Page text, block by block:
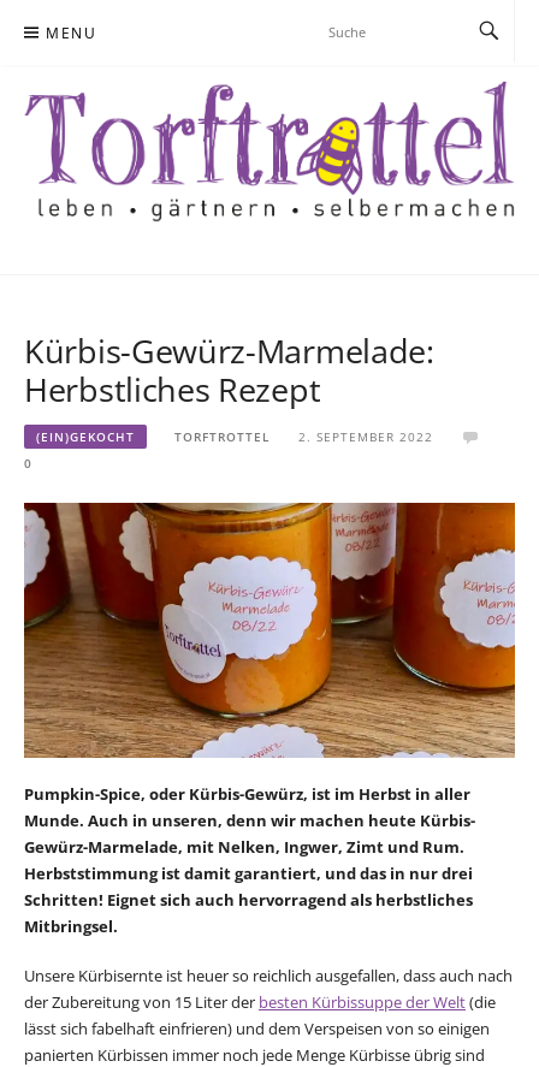
MENU
Kürbis-Gewürz-Marmelade:
Herbstliches Rezept
(EIN)GEKOCHT TORFTROTTEL
2. SEPTEMBER 2022
0
Pumpkin-Spice, oder Kürbis-Gewürz, ist im Herbst in aller
Munde. Auch in unseren, denn wir machen heute Kürbis-
Gewürz-Marmelade, mit Nelken, Ingwer, Zimt und Rum.
Herbststimmung ist damit garantiert, und das in nur drei
Schritten! Eignet sich auch hervorragend als herbstliches
Mitbringsel.
Unsere Kürbisernte ist heuer so reichlich ausgefallen, dass auch nach
der Zubereitung von 15 Liter der besten Kürbissuppe der Welt(die
lässt sich fabelhaft einfrieren) und dem Verspeisen von so einigen
panierten Kürbissen immer noch jede Menge Kürbisse übrig sind